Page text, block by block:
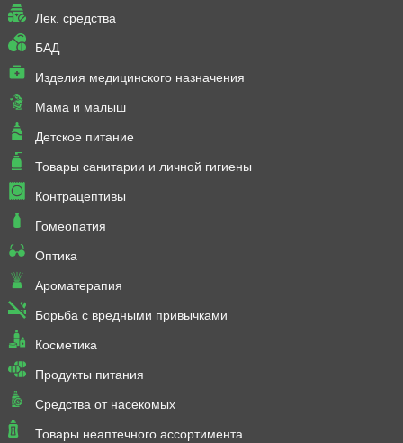
Лек. средства
БАД
Изделия медицинского назначения
Мама и малыш
Детское питание
Товары санитарии и личной гигиены
Контрацептивы
Гомеопатия
Оптика
Ароматерапия
Борьба с вредными привычками
Косметика
Продукты питания
Средства от насекомых
Товары неаптечного ассортимента